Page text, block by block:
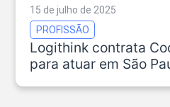
15 de julho de 2025
PROFISSÃO
Logithink contrata
para atuar em São